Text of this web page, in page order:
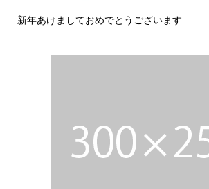
新年あけましておめでとうございます